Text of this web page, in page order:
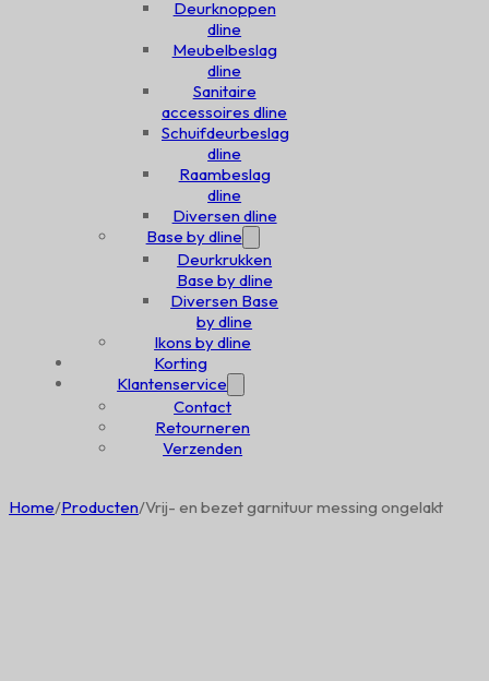
Deurknoppen
dline
Meubelbeslag
dline
Sanitaire
accessoires dline
Schuifdeurbeslag
dline
Raambeslag
dline
Diversen dline
Base by dline
Deurkrukken
Base by dline
Diversen Base
by dline
Ikons by dline
Korting
Klantenservice
Contact
Retourneren
Verzenden
Home/Producten/Vrij- en bezet garnituur messing ongelakt